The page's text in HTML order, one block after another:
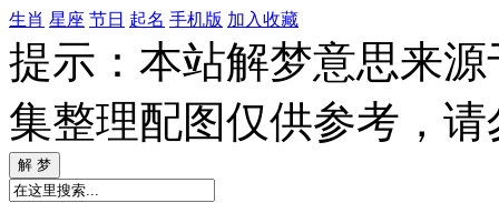
生肖 星座 节日 起名 手机版 加入收藏
提示：本站解梦意思来
集整理配图仅供参考，